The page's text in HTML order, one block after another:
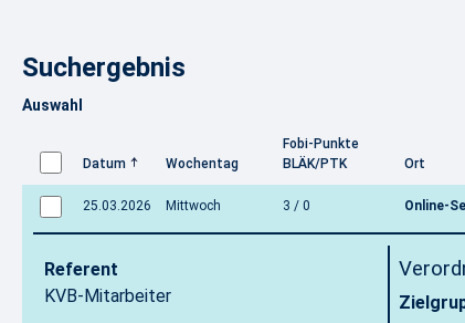
Suchergebnis
Auswahl
Datum Wochentag
Fobi-Punkte
BLÄK/PTK
Ort
25.03.2026 Mittwoch 3 / 0 Online-
Referent
KVB-Mitarbeiter